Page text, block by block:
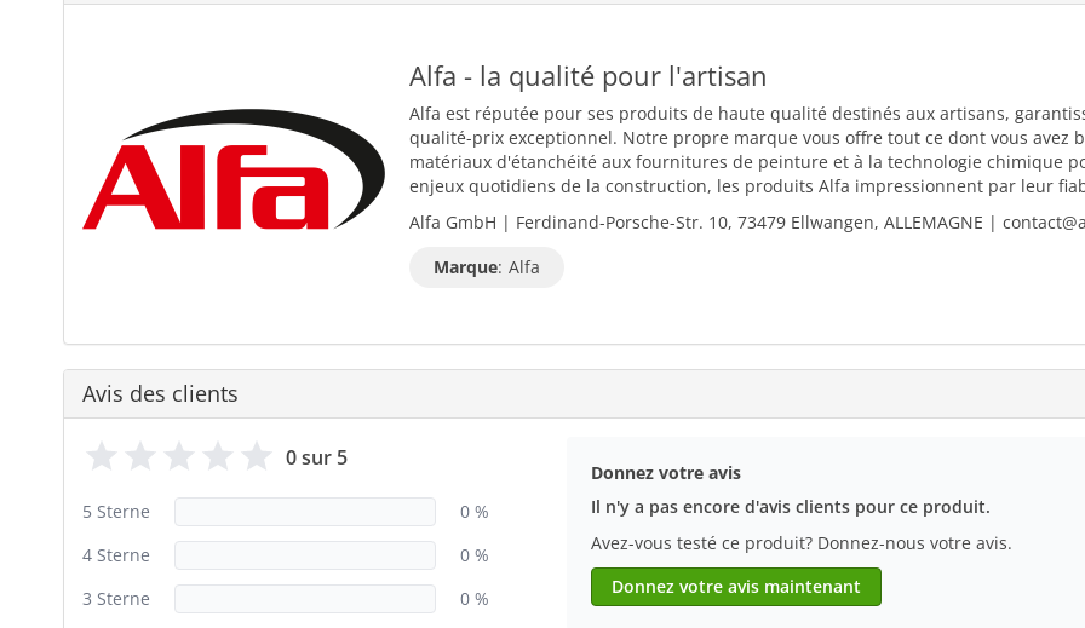
Alfa - la qualité pour l'artisan
Alfa est réputée pour ses produits de haute qualité destinés aux artisans,
qualité-prix exceptionnel. Notre propre marque vous offre tout ce dont vous avez
matériaux d'étanchéité aux fournitures de peinture et à la technologie chimique
enjeux quotidiens de la construction, les produits Alfa impressionnent par leur
Alfa GmbH | Ferdinand-Porsche-Str. 10, 73479 Ellwangen, ALLEMAGNE |
Marque: Alfa
Avis des clients
0 sur 5
5 Sterne
0 %
4 Sterne
0 %
3 Sterne
0 %
Donnez votre avis
Il n'y a pas encore d'avis clients pour ce produit.
Avez-vous testé ce produit? Donnez-nous votre avis.
Donnez votre avis maintenant